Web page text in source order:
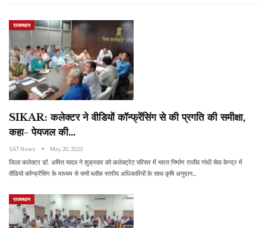
राजस्थान
SIKAR: कलेक्टर ने वीडियों कॉन्फ्रेंसिंग से की प्रगति की समीक्षा,
कहा- पेयजल की…
SAT News May 20, 2023
जिला कलेक्टर डॉ. अमित यादव ने शुक्रवार को कलेक्ट्रेट परिसर में भारत निर्माण राजीव गांधी सेवा केन्द्र में
वीडियो कॉन्फ्रेंसिंग के माध्यम से सभी ब्लॉक स्तरीय अधिकारियों के साथ कृषि अनुदान…
राजस्थान